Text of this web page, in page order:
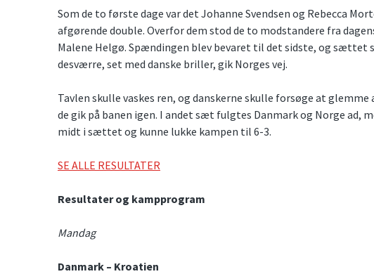
Som de to første dage var det Johanne Svendsen og Rebecca
afgørende double. Overfor dem stod de to modstandere fra
Malene Helgø. Spændingen blev bevaret til det sidste, og sættet
desværre, set med danske briller, gik Norges vej.
Tavlen skulle vaskes ren, og danskerne skulle forsøge at
de gik på banen igen. I andet sæt fulgtes Danmark og Norge ad,
midt i sættet og kunne lukke kampen til 6-3.
SE ALLE RESULTATER
Resultater og kampprogram
Mandag
Danmark – Kroatien